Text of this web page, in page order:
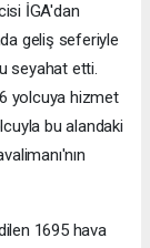
İGA'dan
geliş seferiyle
seyahat etti.
yolcuya hizmet
bu alandaki
1695 hava